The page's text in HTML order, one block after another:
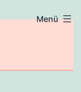
Menü